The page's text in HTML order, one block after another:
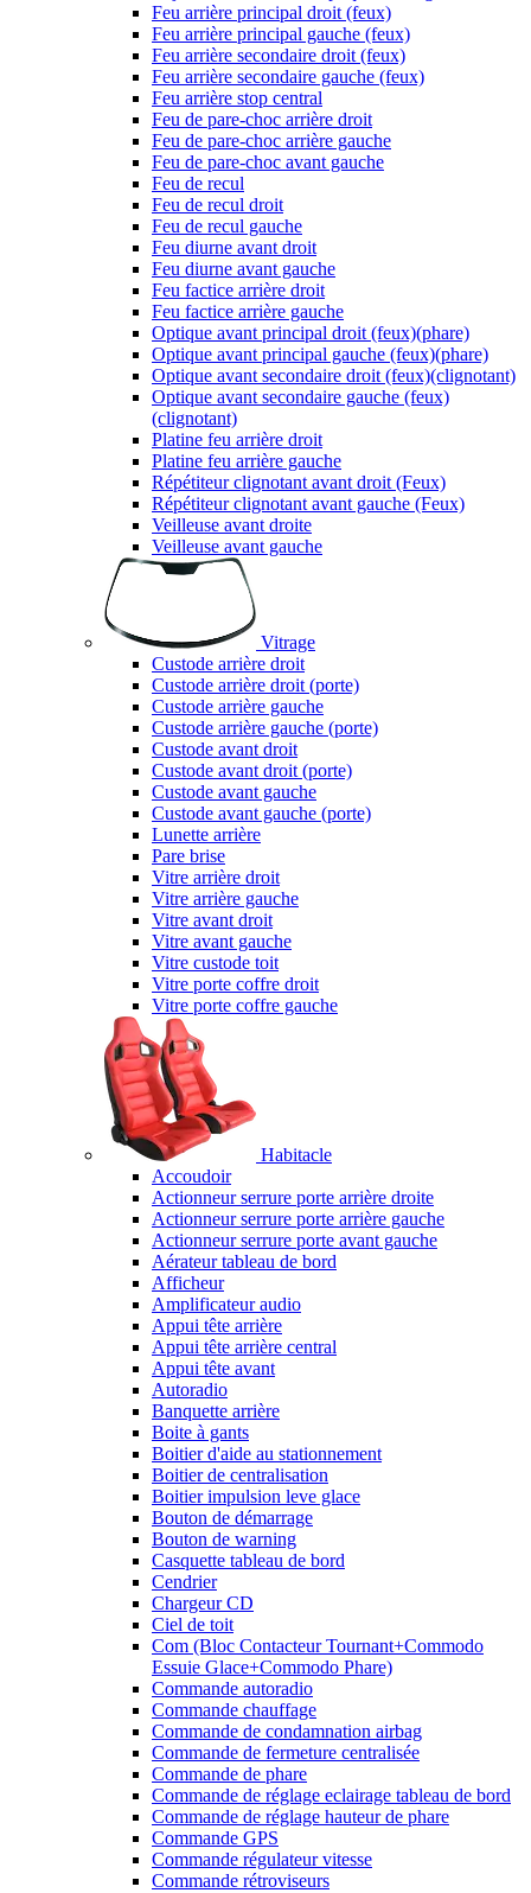
Feu arrière principal droit (feux)
Feu arrière principal gauche (feux)
Feu arrière secondaire droit (feux)
Feu arrière secondaire gauche (feux)
Feu arrière stop central
Feu de pare-choc arrière droit
Feu de pare-choc arrière gauche
Feu de pare-choc avant gauche
Feu de recul
Feu de recul droit
Feu de recul gauche
Feu diurne avant droit
Feu diurne avant gauche
Feu factice arrière droit
Feu factice arrière gauche
Optique avant principal droit (feux)(phare)
Optique avant principal gauche (feux)(phare)
Optique avant secondaire droit (feux)(clignotant)
Optique avant secondaire gauche (feux)
(clignotant)
Platine feu arrière droit
Platine feu arrière gauche
Répétiteur clignotant avant droit (Feux)
Répétiteur clignotant avant gauche (Feux)
Veilleuse avant droite
Veilleuse avant gauche
Vitrage
Custode arrière droit
Custode arrière droit (porte)
Custode arrière gauche
Custode arrière gauche (porte)
Custode avant droit
Custode avant droit (porte)
Custode avant gauche
Custode avant gauche (porte)
Lunette arrière
Pare brise
Vitre arrière droit
Vitre arrière gauche
Vitre avant droit
Vitre avant gauche
Vitre custode toit
Vitre porte coffre droit
Vitre porte coffre gauche
Habitacle
Accoudoir
Actionneur serrure porte arrière droite
Actionneur serrure porte arrière gauche
Actionneur serrure porte avant gauche
Aérateur tableau de bord
Afficheur
Amplificateur audio
Appui tête arrière
Appui tête arrière central
Appui tête avant
Autoradio
Banquette arrière
Boite à gants
Boitier d'aide au stationnement
Boitier de centralisation
Boitier impulsion leve glace
Bouton de démarrage
Bouton de warning
Casquette tableau de bord
Cendrier
Chargeur CD
Ciel de toit
Com (Bloc Contacteur Tournant+Commodo
Essuie Glace+Commodo Phare)
Commande autoradio
Commande chauffage
Commande de condamnation airbag
Commande de fermeture centralisée
Commande de phare
Commande de réglage eclairage tableau de bord
Commande de réglage hauteur de phare
Commande GPS
Commande régulateur vitesse
Commande rétroviseurs